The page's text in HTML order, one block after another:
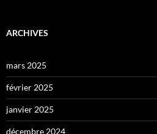
ARCHIVES
mars 2025
février 2025
janvier 2025
décembre 2024